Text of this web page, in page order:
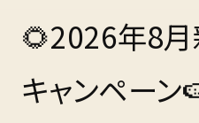
🌻2026年8
キャンペーン